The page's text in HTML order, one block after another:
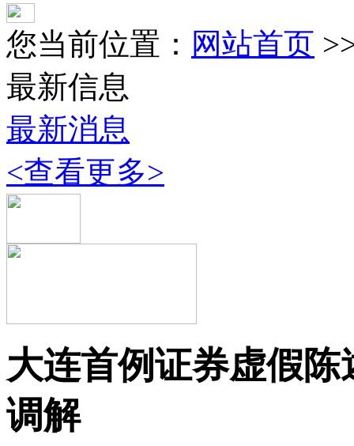
您当前位置： 网站首页
最新信息
最新消息
<查看更多>
大连首例证券虚假
调解